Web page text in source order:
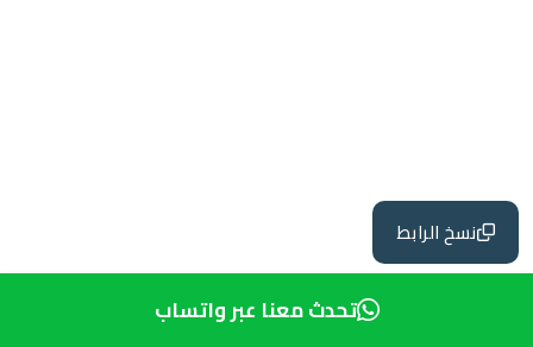
نسخ الرابط
تحدث معنا عبر واتساب